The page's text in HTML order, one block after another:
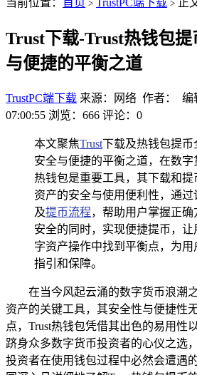
当前位置： 首页 > TrustPC端下载 > 正
Trust下载-Trust热钱包
与便捷的平衡之道
TrustPC端下载 来源：网络 作者： 编
07:00:55 浏览：666 评论：0
本文聚焦Trust下载及热钱包提
安全与便捷的平衡之道，在数字
热钱包是重要工具，其下载和提
资产的安全与使用便利性，通
及提币流程，帮助用户掌握正
安全的同时，实现便捷提币，
字资产操作中找到平衡点，为
指引和保障。
在当今风起云涌的数字货币浪潮
资产的关键工具，其安全性与便捷性
点，Trust热钱包凭借其出色的易用性
跻身众多数字货币投资者的心仪之选
投资者在使用钱包过程中必然会遭遇